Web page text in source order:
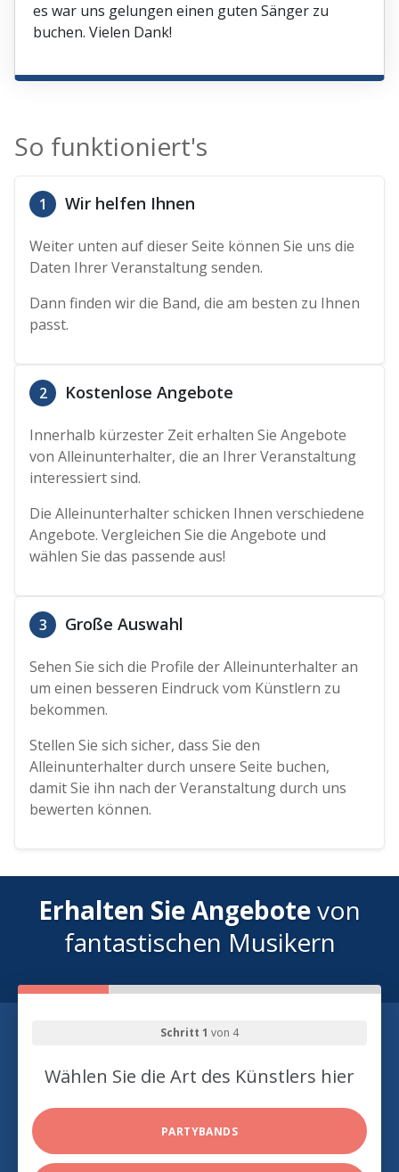
es war uns gelungen einen guten Sänger zu
buchen. Vielen Dank!
So funktioniert's
1 Wir helfen Ihnen
Weiter unten auf dieser Seite können Sie uns die
Daten Ihrer Veranstaltung senden.
Dann finden wir die Band, die am besten zu Ihnen
passt.
2 Kostenlose Angebote
Innerhalb kürzester Zeit erhalten Sie Angebote
von Alleinunterhalter, die an Ihrer Veranstaltung
interessiert sind.
Die Alleinunterhalter schicken Ihnen verschiedene
Angebote. Vergleichen Sie die Angebote und
wählen Sie das passende aus!
3 Große Auswahl
Sehen Sie sich die Profile der Alleinunterhalter an
um einen besseren Eindruck vom Künstlern zu
bekommen.
Stellen Sie sich sicher, dass Sie den
Alleinunterhalter durch unsere Seite buchen,
damit Sie ihn nach der Veranstaltung durch uns
bewerten können.
Erhalten Sie Angebotevon
fantastischen Musikern
Schritt 1 von 4
Wählen Sie die Art des Künstlers hier
PARTYBANDS